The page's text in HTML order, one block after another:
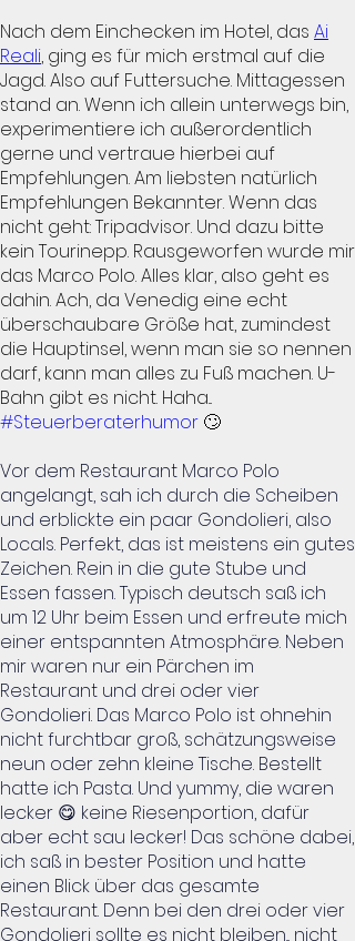
Nach dem Einchecken im Hotel, das Ai
Reali, ging es für mich erstmal auf die
Jagd. Also auf Futtersuche. Mittagessen
stand an. Wenn ich allein unterwegs bin,
experimentiere ich außerordentlich
gerne und vertraue hierbei auf
Empfehlungen. Am liebsten natürlich
Empfehlungen Bekannter. Wenn das
nicht geht: Tripadvisor. Und dazu bitte
kein Tourinepp. Rausgeworfen wurde mir
das Marco Polo. Alles klar, also geht es
dahin. Ach, da Venedig eine echt
überschaubare Größe hat, zumindest
die Hauptinsel, wenn man sie so nennen
darf, kann man alles zu Fuß machen. U-
Bahn gibt es nicht. Haha...
#Steuerberaterhumor 🙄
Vor dem Restaurant Marco Polo
angelangt, sah ich durch die Scheiben
und erblickte ein paar Gondolieri, also
Locals. Perfekt, das ist meistens ein gutes
Zeichen. Rein in die gute Stube und
Essen fassen. Typisch deutsch saß ich
um 12 Uhr beim Essen und erfreute mich
einer entspannten Atmosphäre. Neben
mir waren nur ein Pärchen im
Restaurant und drei oder vier
Gondolieri. Das Marco Polo ist ohnehin
nicht furchtbar groß, schätzungsweise
neun oder zehn kleine Tische. Bestellt
hatte ich Pasta. Und yummy, die waren
lecker 😋 keine Riesenportion, dafür
aber echt sau lecker! Das schöne dabei,
ich saß in bester Position und hatte
einen Blick über das gesamte
Restaurant. Denn bei den drei oder vier
Gondolieri sollte es nicht bleiben... nicht